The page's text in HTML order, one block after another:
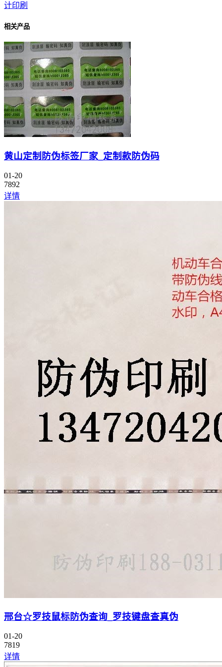
计印刷
相关产品
黄山定制防伪标签厂家_定制款防伪码
01-20
7892
详情
邢台☆罗技鼠标防伪查询_罗技键盘查真伪
01-20
7819
详情